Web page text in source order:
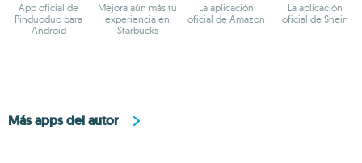
App oficial de
Pinduoduo para
Android
Mejora aún más tu
experiencia en
Starbucks
La aplicación
oficial de Amazon
La aplicación
oficial de Shein
Más apps del autor